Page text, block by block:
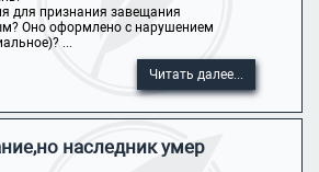
для признания завещания
Оно оформлено с нарушением
...
Читать далее...
наследник умер